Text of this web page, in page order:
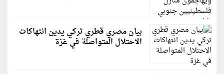
بيان مصري قطري تركي يدين انتهاكات
الاحتلال المتواصلة في غزة